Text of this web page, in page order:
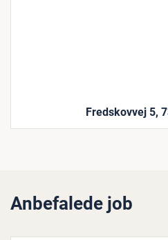
Fredskovvej 5,
Anbefalede job